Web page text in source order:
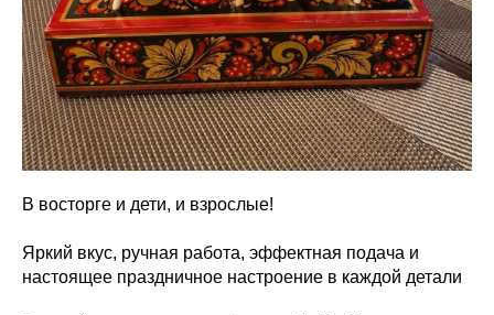
В восторге и дети, и взрослые!
Яркий вкус, ручная работа, эффектная подача и
настоящее праздничное настроение в каждой детали